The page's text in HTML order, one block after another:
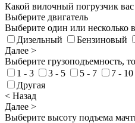
Какой вилочный погрузчик вас
Выберите двигатель
Выберите один или несколько
Дизельный
Бензиновый
Далее >
Выберите грузоподъемность,
1 - 3
3 - 5 5 - 7 7 - 10
Другая
< Назад
Далее >
Выберите высоту подъема